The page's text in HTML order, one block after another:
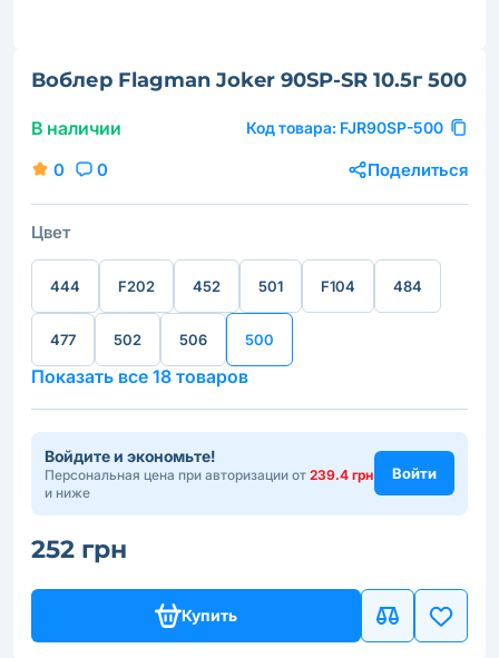
Воблер Flagman Joker 90SP-SR 10.5г 500
В наличии Код товара: FJR90SP-500
0 0 Поделиться
Цвет
444 F202 452 501 F104 484
477 502 506 500
Показать все 18 товаров
Войдите и экономьте!
Персональная цена при авторизации от 239.4 грн
и ниже
Войти
252 грн
Купить